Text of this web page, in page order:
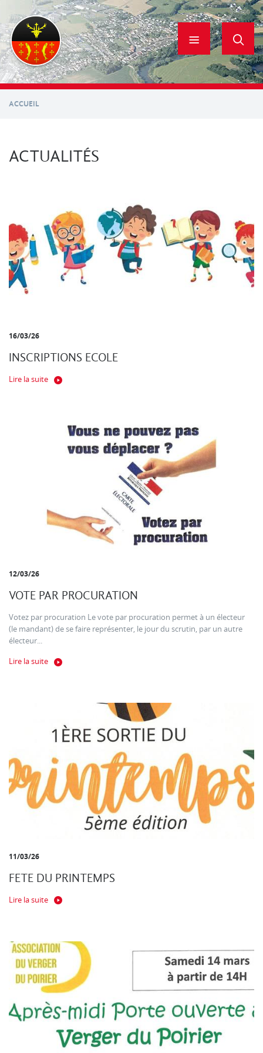
contenu
principal
ACCUEIL
ACTUALITÉS
16/03/26
INSCRIPTIONS ECOLE
Lire la suite
12/03/26
VOTE PAR PROCURATION
Votez par procuration Le vote par procuration permet à un électeur
(le mandant) de se faire représenter, le jour du scrutin, par un autre
électeur...
Lire la suite
11/03/26
FETE DU PRINTEMPS
Lire la suite